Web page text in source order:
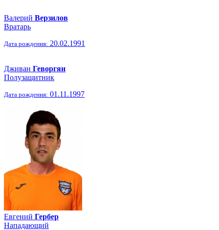
Валерий Верзилов
Вратарь
Дата рождения: 20.02.1991
Дживан Геворгян
Полузащитник
Дата рождения: 01.11.1997
Евгений Гербер
Нападающий